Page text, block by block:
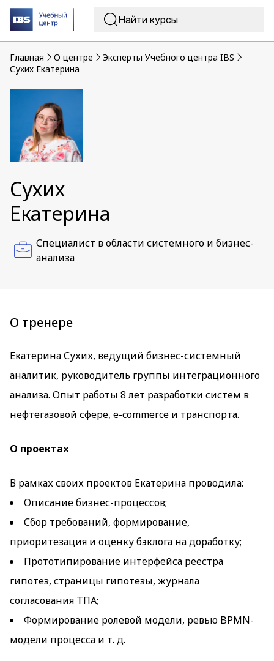
Главная O центре
Эксперты Учебного центра IBS
Сухих Екатерина
Сухих
Екатерина
Специалист в области системного и бизнес-
анализа
О тренере
Екатерина Сухих, ведущий бизнес-системный
аналитик, руководитель группы интеграционного
анализа. Опыт работы 8 лет разработки систем в
нефтегазовой сфере, e-commerce и транспорта.
О проектах
В рамках своих проектов Екатерина проводила:
Описание бизнес-процессов;
Сбор требований, формирование,
приоритезация и оценку бэклога на доработку;
Прототипирование интерфейса реестра
гипотез, страницы гипотезы, журнала
согласования ТПА;
Формирование ролевой модели, ревью BPMN-
модели процесса и т. д.